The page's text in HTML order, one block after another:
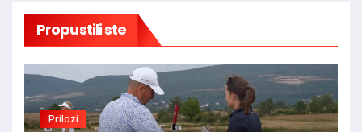
Propustili ste
Prilozi